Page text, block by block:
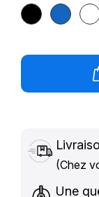
Noir Bleu
(Chez
Une